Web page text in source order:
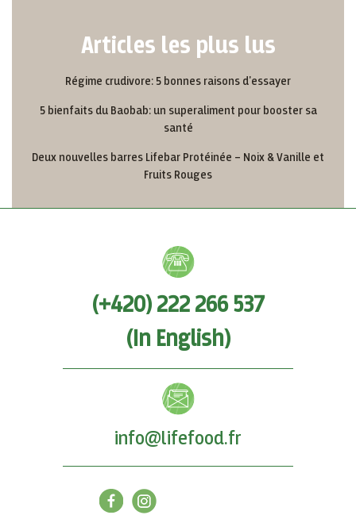
Articles les plus lus
Régime crudivore: 5 bonnes raisons d'essayer
5 bienfaits du Baobab: un superaliment pour booster sa
santé
Deux nouvelles barres Lifebar Protéinée – Noix & Vanille et
Fruits Rouges
(+420) 222 266 537
(In English)
info@lifefood.fr